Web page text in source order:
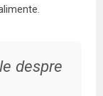
despre